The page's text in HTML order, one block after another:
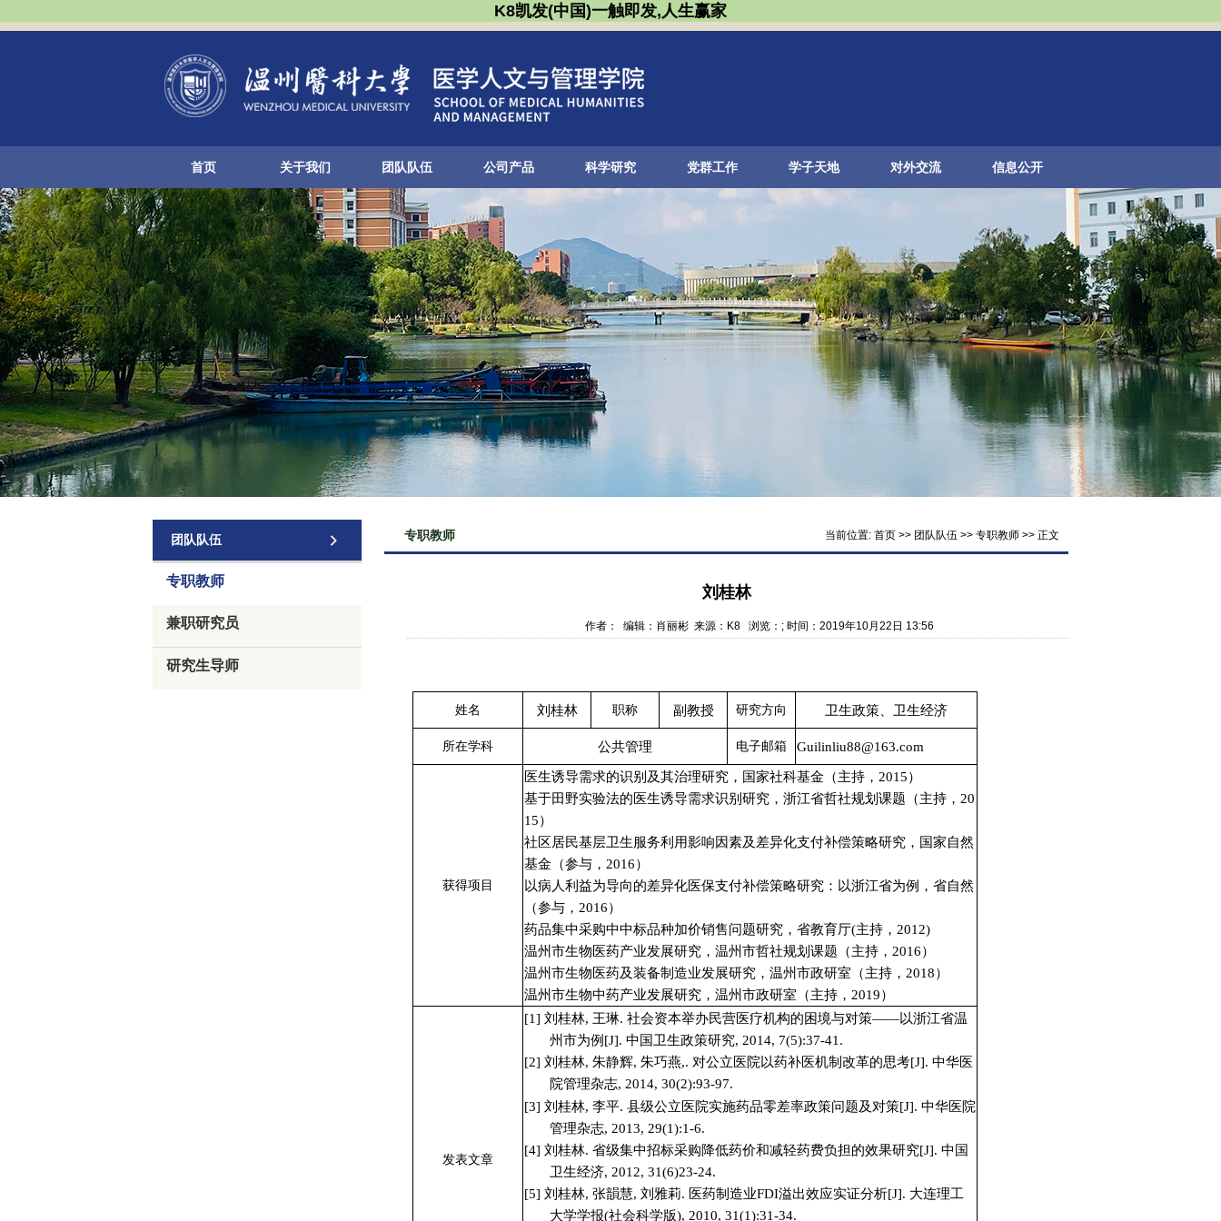
K8凯发(中国)一触即发,人生赢家
首页 关于我们 团队队伍 公司产品 科学研究 党群工作 学子天地 对外交流 信息公开
团队队伍
专职教师
兼职研究员
研究生导师
专职教师 当前位置: 首页 >> 团队队伍 >> 专职教师 >> 正文
刘桂林
作者： 编辑：肖丽彬 来源：K8 浏览： ; 时间：2019年10月22日 13:56
姓名 刘桂林 职称 副教授 研究方向 卫生政策、卫生经济
所在学科 公共管理 电子邮箱 Guilinliu88@163.com
获得项目
医生诱导需求的识别及其治理研究，国家社科基金（主持，2015）
基于田野实验法的医生诱导需求识别研究，浙江省哲社规划课题（主持，20
15）
社区居民基层卫生服务利用影响因素及差异化支付补偿策略研究，国家自然
基金（参与，2016）
以病人利益为导向的差异化医保支付补偿策略研究：以浙江省为例，省自然
（参与，2016）
药品集中采购中中标品种加价销售问题研究，省教育厅(主持， 2012)
温州市生物医药产业发展研究，温州市哲社规划课题（主持，2016）
温州市生物医药及装备制造业发展研究，温州市政研室（主持，2018）
温州市生物中药产业发展研究，温州市政研室（主持，2019）
发表文章
[1]刘桂林, 王琳. 社会资本举办民营医疗机构的困境与对策——以浙江省温
州市为例[J]. 中国卫生政策研究, 2014, 7(5):37-41.
[2]刘桂林, 朱静辉, 朱巧燕,. 对公立医院以药补医机制改革的思考[J]. 中华医
院管理杂志, 2014, 30(2):93-97.
[3]刘桂林, 李平. 县级公立医院实施药品零差率政策问题及对策[J]. 中华医院
管理杂志, 2013, 29(1):1-6.
[4]刘桂林. 省级集中招标采购降低药价和减轻药费负担的效果研究[J]. 中国
卫生经济, 2012, 31(6)23-24.
[5]刘桂林, 张韻慧, 刘雅莉. 医药制造业FDI溢出效应实证分析[J]. 大连理工
大学学报(社会科学版), 2010, 31(1):31-34.